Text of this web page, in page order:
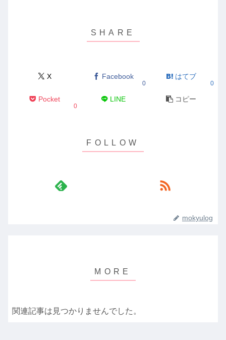
X Facebook
0
はてブ
0
Pocket
0
LINE コピー
mokyulog
関連記事は見つかりませんでした。